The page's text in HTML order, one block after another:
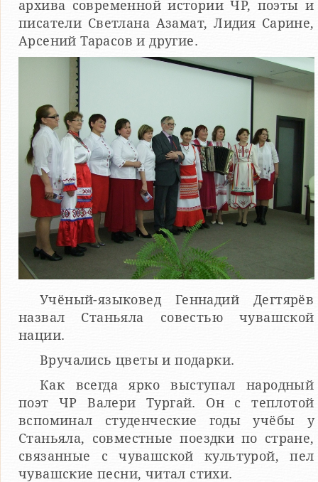
архива современной истории ЧР, поэты и
писатели Светлана Азамат, Лидия Сарине,
Арсений Тарасов и другие.
Учёный-языковед Геннадий Дегтярёв
назвал Станьяла совестью чувашской
нации.
Вручались цветы и подарки.
Как всегда ярко выступал народный
поэт ЧР Валери Тургай. Он с теплотой
вспоминал студенческие годы учёбы у
Станьяла, совместные поездки по стране,
связанные с чувашской культурой, пел
чувашские песни, читал стихи.